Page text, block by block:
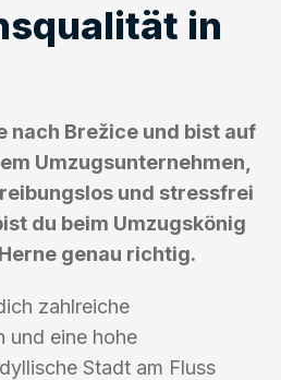
in
nach Brežice und bist auf
Umzugsunternehmen,
und stressfrei
du beim Umzugskönig
genau richtig.
zahlreiche
und eine hohe
Stadt am Fluss